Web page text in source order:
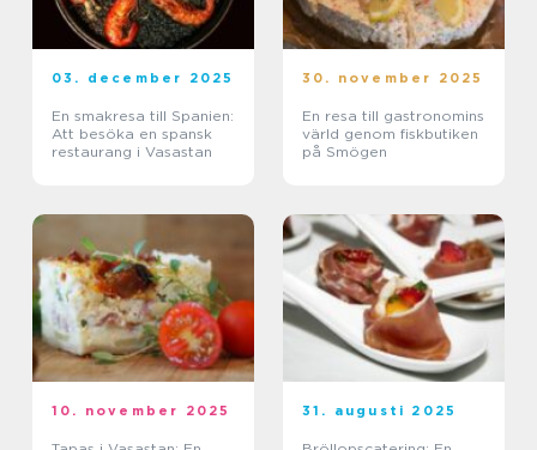
03. december 2025
En smakresa till Spanien:
Att besöka en spansk
restaurang i Vasastan
30. november 2025
En resa till gastronomins
värld genom fiskbutiken
på Smögen
10. november 2025 31. augusti 2025